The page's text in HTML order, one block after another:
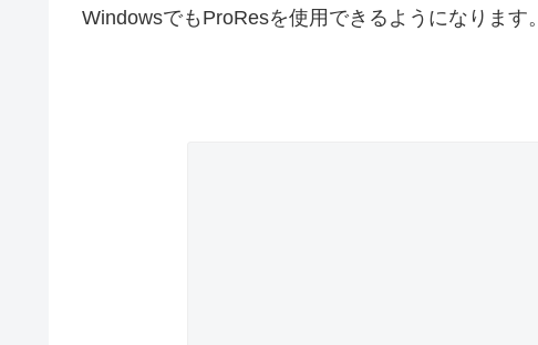
WindowsでもProResを使用できるようになります。